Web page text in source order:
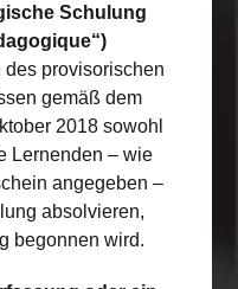
die auf
undder
des
Schulung
des provisorischen
gemäß dem
2018 sowohl
Lernenden – wie
angegeben –
absolvieren,
begonnen wird.